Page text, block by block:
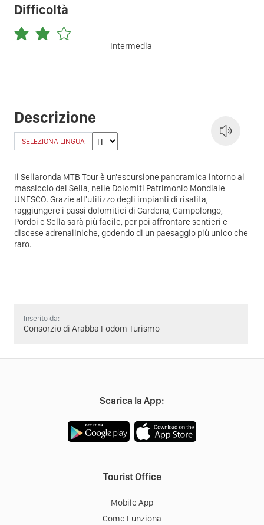
Difficoltà
Intermedia
Descrizione
SELEZIONA LINGUA
Il Sellaronda MTB Tour è un'escursione panoramica intorno al
massiccio del Sella, nelle Dolomiti Patrimonio Mondiale
UNESCO. Grazie all'utilizzo degli impianti di risalita,
raggiungere i passi dolomitici di Gardena, Campolongo,
Pordoi e Sella sarà più facile, per poi affrontare sentieri e
discese adrenaliniche, godendo di un paesaggio più unico che
raro.
Inserito da:
Consorzio di Arabba Fodom Turismo
Scarica la App:
Tourist Office
Mobile App
Come Funziona